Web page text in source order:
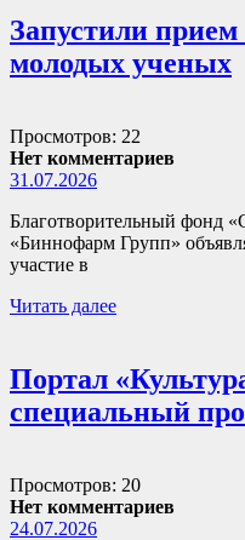
Запустили
молодых ученых
Просмотров: 22
Нет комментариев
31.07.2026
Благотворительный фонд
«Биннофарм Групп»
участие в
Читать далее
Портал
специальный
Просмотров: 20
Нет комментариев
24.07.2026